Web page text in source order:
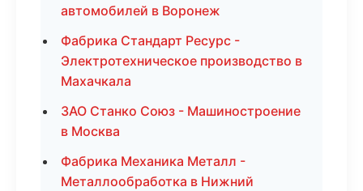
автомобилей в Воронеж
Фабрика Стандарт Ресурс -
Электротехническое производство в
Махачкала
ЗАО Станко Союз - Машиностроение
в Москва
Фабрика Механика Металл -
Металлообработка в Нижний